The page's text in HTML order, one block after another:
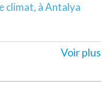
climat, à Antalya
Voir plus